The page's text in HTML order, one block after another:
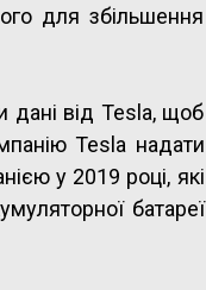
для збільшення
дані від Tesla, щоб
Tesla надати
у 2019 році, які
батареї